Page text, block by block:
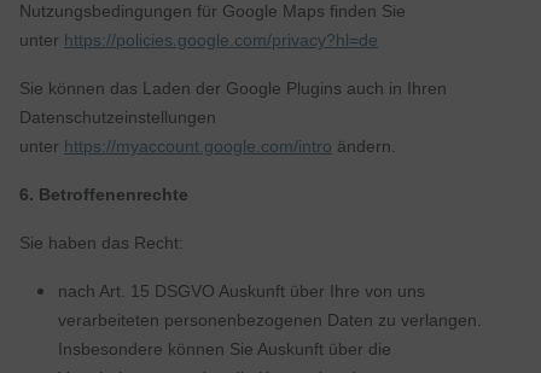
Nutzungsbedingungen für Google Maps finden Sie
unter https://policies.google.com/privacy?hl=de
Sie können das Laden der Google Plugins auch in Ihren
Datenschutzeinstellungen
unter https://myaccount.google.com/intro ändern.
6. Betroffenenrechte
Sie haben das Recht:
nach Art. 15 DSGVO Auskunft über Ihre von uns
verarbeiteten personenbezogenen Daten zu verlangen.
Insbesondere können Sie Auskunft über die